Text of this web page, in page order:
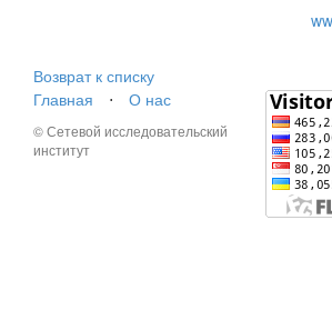
Возврат к списку
Главная
⋅ О нас
© Сетевой исследовательский
институт